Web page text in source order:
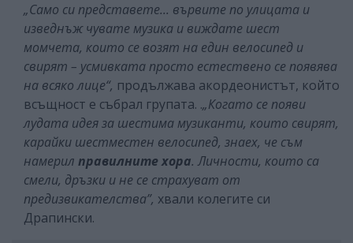
„Само си представете... вървите по улицата и
изведнъж чувате музика и виждате шест
момчета, които се возят на един велосипед и
свирят – усмивката просто естествено се появява
на всяко лице“, продължава акордеонистът, който
всъщност е събрал групата. .„Когато се появи
лудата идея за шестима музиканти, които свирят,
карайки шестместен велосипед, знаех, че съм
намерил правилните хора. Личности, които са
смели, дръзки и не се страхуват от
предизвикателства”, хвали колегите си
Драпински.